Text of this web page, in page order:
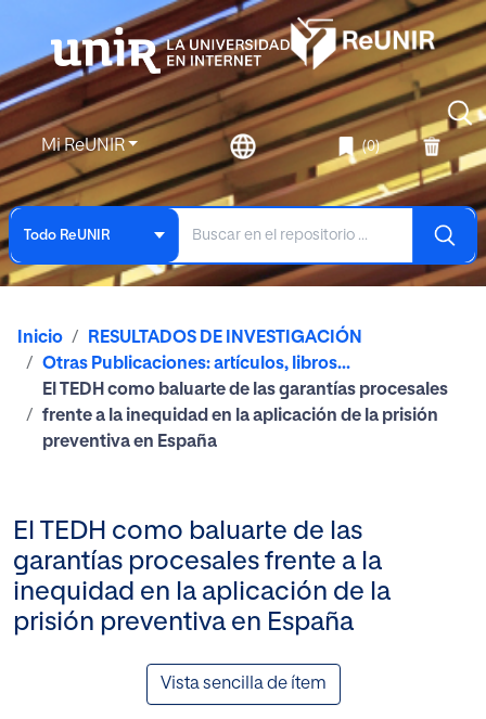
Mi ReUNIR (0)
Todo ReUNIR
Inicio
RESULTADOS DE INVESTIGACIÓN
Otras Publicaciones: artículos, libros...
El TEDH como baluarte de las garantías procesales
frente a la inequidad en la aplicación de la prisión
preventiva en España
El TEDH como baluarte de las
garantías procesales frente a la
inequidad en la aplicación de la
prisión preventiva en España
Vista sencilla de ítem